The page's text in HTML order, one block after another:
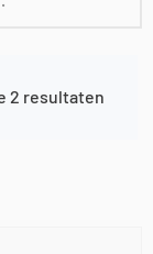
2 resultaten